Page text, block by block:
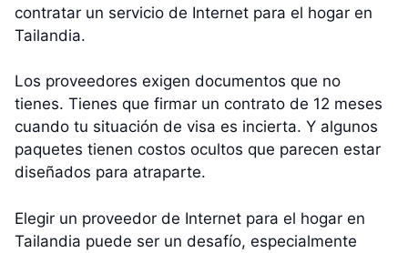
contratar un servicio de Internet para el hogar en
Tailandia.
Los proveedores exigen documentos que no
tienes. Tienes que firmar un contrato de 12 meses
cuando tu situación de visa es incierta. Y algunos
paquetes tienen costos ocultos que parecen estar
diseñados para atraparte.
Elegir un proveedor de Internet para el hogar en
Tailandia puede ser un desafío, especialmente